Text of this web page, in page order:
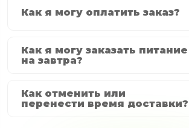
Как я могу оплатить заказ?
Как я могу заказать питание
на завтра?
телефону, либо написать в telegram.
Как отменить или
перенести время доставки?